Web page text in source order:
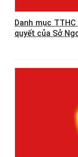
Danh mục
quyết của Sở